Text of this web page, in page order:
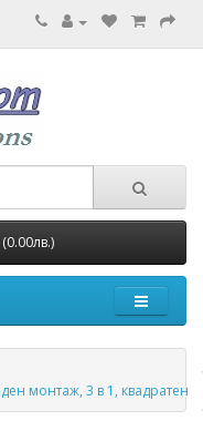
монтаж, 3 в 1, квадратен